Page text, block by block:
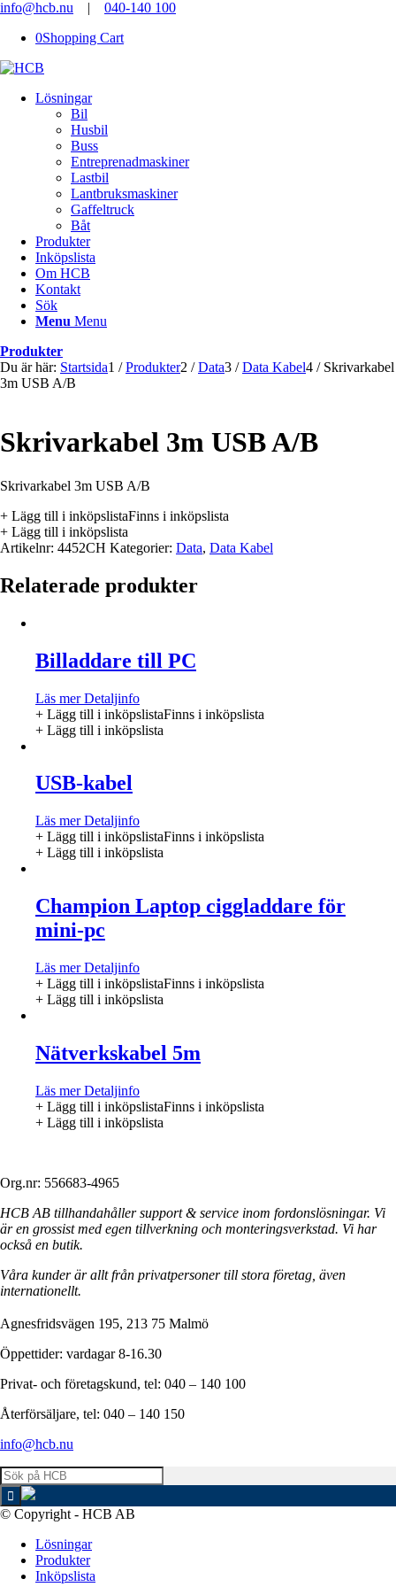
info@hcb.nu | 040-140 100
0Shopping Cart
Lösningar
Bil
Husbil
Buss
Entreprenadmaskiner
Lastbil
Lantbruksmaskiner
Gaffeltruck
Båt
Produkter
Inköpslista
Om HCB
Kontakt
Sök
Menu Menu
Produkter
Du är här: Startsida1 / Produkter2 / Data3 / Data Kabel4 / Skrivarkabel
3m USB A/B
Skrivarkabel 3m USB A/B
Skrivarkabel 3m USB A/B
+ Lägg till i inköpslistaFinns i inköpslista
+ Lägg till i inköpslista
Artikelnr: 4452CH Kategorier: Data, Data Kabel
Relaterade produkter
Billaddare till PC
Läs merDetaljinfo
+ Lägg till i inköpslistaFinns i inköpslista
+ Lägg till i inköpslista
USB-kabel
Läs merDetaljinfo
+ Lägg till i inköpslistaFinns i inköpslista
+ Lägg till i inköpslista
Champion Laptop ciggladdare för
mini-pc
Läs merDetaljinfo
+ Lägg till i inköpslistaFinns i inköpslista
+ Lägg till i inköpslista
Nätverkskabel 5m
Läs merDetaljinfo
+ Lägg till i inköpslistaFinns i inköpslista
+ Lägg till i inköpslista
Org.nr: 556683-4965
HCB AB tillhandahåller support & service inom fordonslösningar. Vi
är en grossist med egen tillverkning och monteringsverkstad. Vi har
också en butik.
Våra kunder är allt från privatpersoner till stora företag, även
internationellt.
Agnesfridsvägen 195, 213 75 Malmö
Öppettider: vardagar 8-16.30
Privat- och företagskund, tel: 040 – 140 100
Återförsäljare, tel: 040 – 140 150
info@hcb.nu
© Copyright - HCB AB
Lösningar
Produkter
Inköpslista